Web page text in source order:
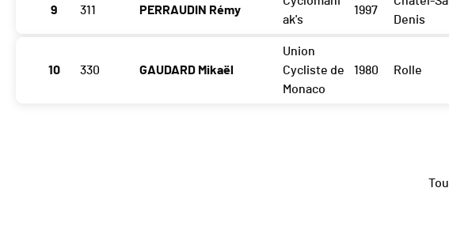
9 311 PERRAUDIN Rémy
ak's
1997
Denis
10 330 GAUDARD Mikaël
Union
Cycliste de
Monaco
1980 Rolle